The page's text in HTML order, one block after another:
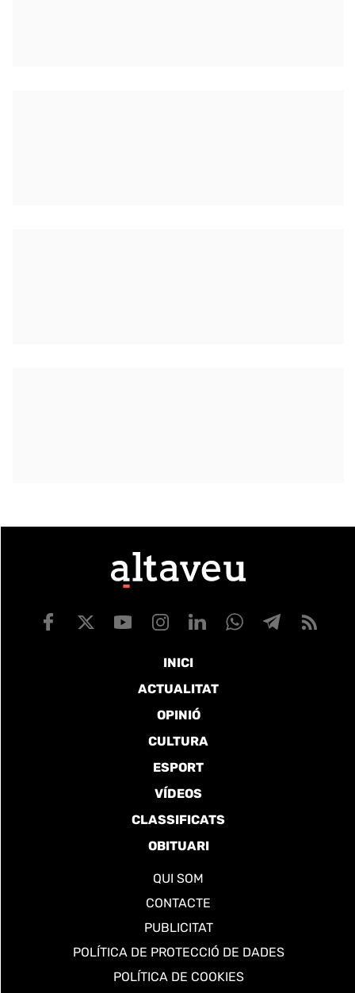
INICI
ACTUALITAT
OPINIÓ
CULTURA
ESPORT
VÍDEOS
CLASSIFICATS
OBITUARI
QUI SOM
CONTACTE
PUBLICITAT
POLÍTICA DE PROTECCIÓ DE DADES
POLÍTICA DE COOKIES